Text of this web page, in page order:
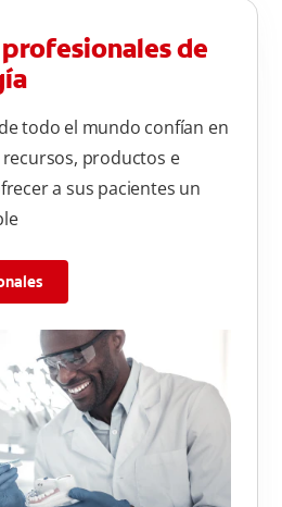
de
todo el mundo confían en
productos e
a sus pacientes un